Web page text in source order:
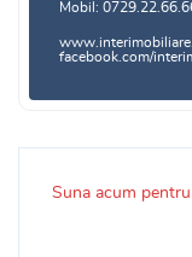
Suna acum
Mobil:
facebook.com/